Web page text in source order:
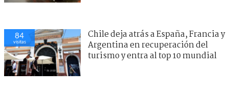
84
visitas
Chile deja atrás a España, Francia y
Argentina en recuperación del
turismo y entra al top 10 mundial